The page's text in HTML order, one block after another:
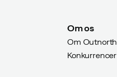
Om os
Om Outnorth
Konkurrencer